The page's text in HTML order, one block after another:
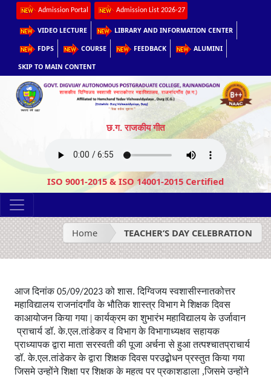
Admission Portal Admission List 2026-27
VIDEO LECTURE LIBRARY AND INFORMATION CENTER
FDPS COURSE FEEDBACK ALUMINI
SKIP TO MAIN CONTENT
छ.ग. राजकीय गीत
ISO 9001-2015 & ISO 14001-2015 Certified
Home TEACHER’S DAY CELEBRATION
आज दिनांक05/09/2023को शास. दिग्विजय स्वशासीस्नातकोत्तर
महाविद्यालय राजनांदगाँव के भौतिक शास्त्र विभाग मे शिक्षक दिवस
काआयोजन किया गया | कार्यक्रम का शुभारंभ महाविद्यालय के उर्जावान
प्राचार्य डॉ. के.एल.तांडेकर व विभाग के विभागाध्यक्षव सहायक
प्राध्यापक द्वारा माता सरस्वती की पूजा अर्चना से हुआ तत्पश्चातप्राचार्य
डॉ. के.एल.तांडेकर के द्वारा शिक्षक दिवस परउद्बोधन प्रस्तुत किया गया
जिसमे उन्होंने शिक्षा पर शिक्षक के महत्व पर प्रकाशडाला ,जिसमे उन्होंने